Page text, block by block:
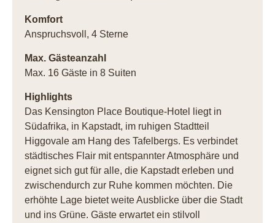
Komfort
Anspruchsvoll, 4 Sterne
Max. Gästeanzahl
Max. 16 Gäste in 8 Suiten
Highlights
Das Kensington Place Boutique-Hotel liegt in
Südafrika, in Kapstadt, im ruhigen Stadtteil
Higgovale am Hang des Tafelbergs. Es verbindet
städtisches Flair mit entspannter Atmosphäre und
eignet sich gut für alle, die Kapstadt erleben und
zwischendurch zur Ruhe kommen möchten. Die
erhöhte Lage bietet weite Ausblicke über die Stadt
und ins Grüne. Gäste erwartet ein stilvoll